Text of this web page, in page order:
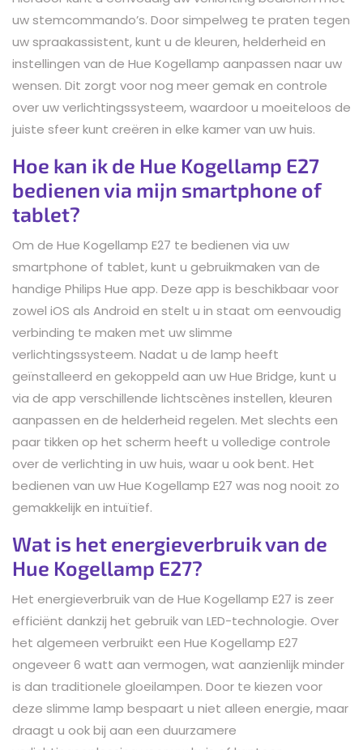
uw stemcommando’s. Door simpelweg te praten tegen
uw spraakassistent, kunt u de kleuren, helderheid en
instellingen van de Hue Kogellamp aanpassen naar uw
wensen. Dit zorgt voor nog meer gemak en controle
over uw verlichtingssysteem, waardoor u moeiteloos de
juiste sfeer kunt creëren in elke kamer van uw huis.
Hoe kan ik de Hue Kogellamp E27
bedienen via mijn smartphone of
tablet?
Om de Hue Kogellamp E27 te bedienen via uw
smartphone of tablet, kunt u gebruikmaken van de
handige Philips Hue app. Deze app is beschikbaar voor
zowel iOS als Android en stelt u in staat om eenvoudig
verbinding te maken met uw slimme
verlichtingssysteem. Nadat u de lamp heeft
geïnstalleerd en gekoppeld aan uw Hue Bridge, kunt u
via de app verschillende lichtscènes instellen, kleuren
aanpassen en de helderheid regelen. Met slechts een
paar tikken op het scherm heeft u volledige controle
over de verlichting in uw huis, waar u ook bent. Het
bedienen van uw Hue Kogellamp E27 was nog nooit zo
gemakkelijk en intuïtief.
Wat is het energieverbruik van de
Hue Kogellamp E27?
Het energieverbruik van de Hue Kogellamp E27 is zeer
efficiënt dankzij het gebruik van LED-technologie. Over
het algemeen verbruikt een Hue Kogellamp E27
ongeveer 6 watt aan vermogen, wat aanzienlijk minder
is dan traditionele gloeilampen. Door te kiezen voor
deze slimme lamp bespaart u niet alleen energie, maar
draagt u ook bij aan een duurzamere